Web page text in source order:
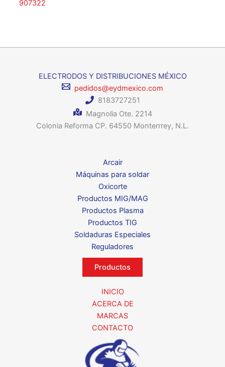
907322
ELECTRODOS Y DISTRIBUCIONES MÉXICO
pedidos@eydmexico.com
8183727251
Magnolia Ote. 2214
Colonia Reforma CP. 64550 Monterrrey, N.L.
Arcair
Máquinas para soldar
Oxicorte
Productos MIG/MAG
Productos Plasma
Productos TIG
Soldaduras Especiales
Reguladores
Productos
INICIO
ACERCA DE
MARCAS
CONTACTO